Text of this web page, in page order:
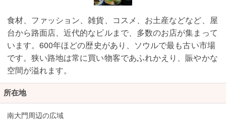
食材、ファッション、雑貨、コスメ、お土産などなど、屋
台から路面店、近代的なビルまで、多数のお店が集まって
います。600年ほどの歴史があり、ソウルで最も古い市場
です。狭い路地は常に買い物客であふれかえり、賑やかな
空間が溢れます。
所在地
南大門周辺の広域